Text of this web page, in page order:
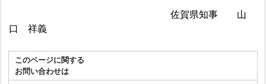
佐賀県知事 山
口 祥義
このページに関する
お問い合わせは